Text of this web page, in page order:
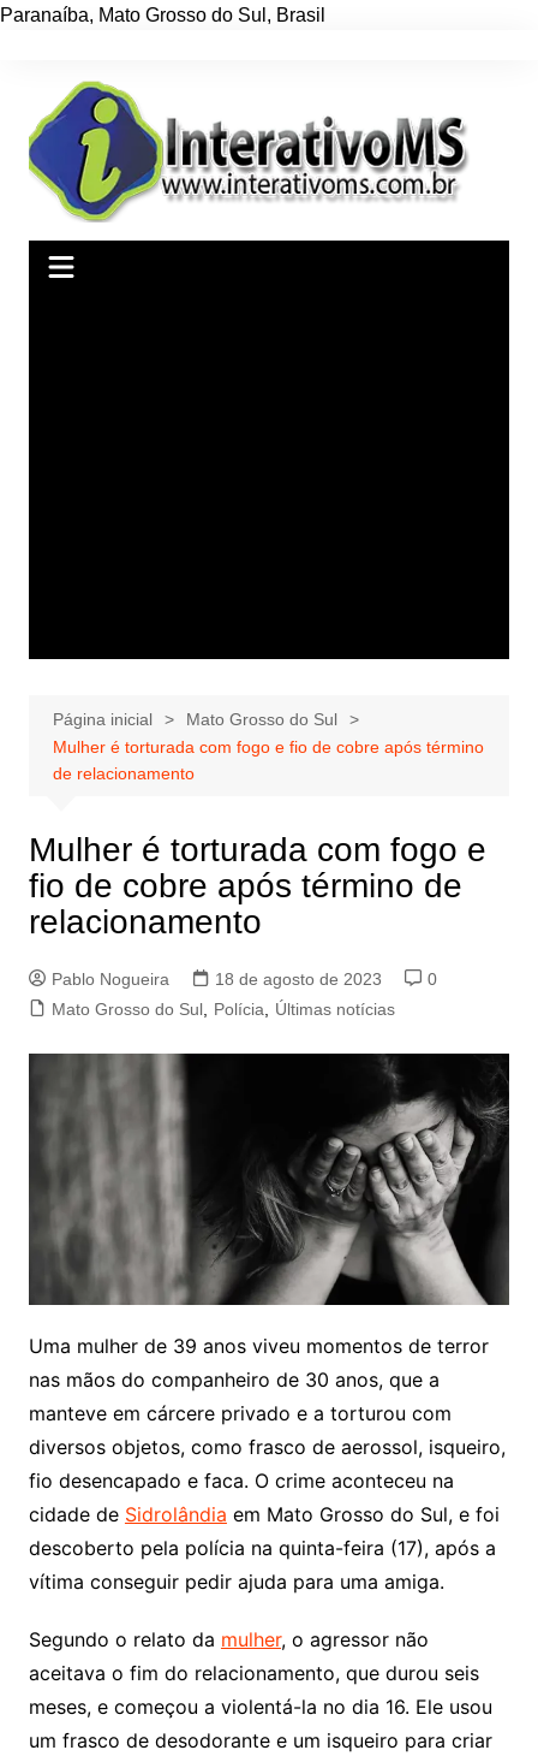
Paranaíba, Mato Grosso do Sul , Brasil
conteúdo
Página inicial
Mato Grosso do Sul
Mulher é torturada com fogo e fio de cobre após término
de relacionamento
Mulher é torturada com fogo e
fio de cobre após término de
relacionamento
Pablo Nogueira 18 de agosto de 2023
0
Mato Grosso do Sul, Polícia Últimas notícias
Uma mulher de 39 anos viveu momentos de terror
nas mãos do companheiro de 30 anos, que a
manteve em cárcere privado e a torturou com
diversos objetos, como frasco de aerossol, isqueiro,
fio desencapado e faca. O crime aconteceu na
cidade de Sidrolândia em Mato Grosso do Sul, e foi
descoberto pela polícia na quinta-feira (17), após a
vítima conseguir pedir ajuda para uma amiga.
Segundo o relato da mulher, o agressor não
aceitava o fim do relacionamento, que durou seis
meses, e começou a violentá-la no dia 16. Ele usou
um frasco de desodorante e um isqueiro para criar